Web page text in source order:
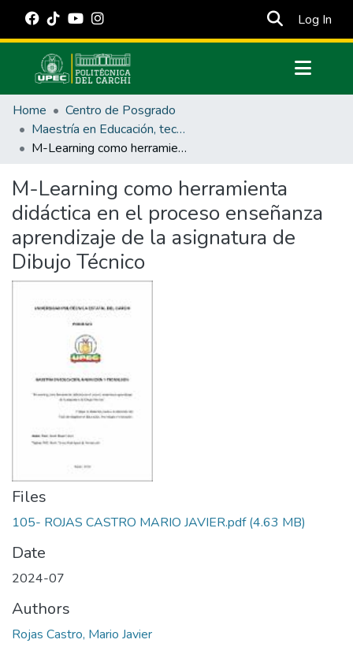
Log In
Communities & Collections
All of DSpace
Statistics
Estadísticas Externas
Manuales
Home
Centro de Posgrado
Maestría en Educación, tecnología e innovación.
M-Learning como herramienta didáctica en el proceso enseñanza aprendizaje de la asignatura de Dibujo Técnico
M-Learning como herramienta
didáctica en el proceso enseñanza
aprendizaje de la asignatura de
Dibujo Técnico
Files
105- ROJAS CASTRO MARIO JAVIER.pdf(4.63 MB)
Date
2024-07
Authors
Rojas Castro, Mario Javier